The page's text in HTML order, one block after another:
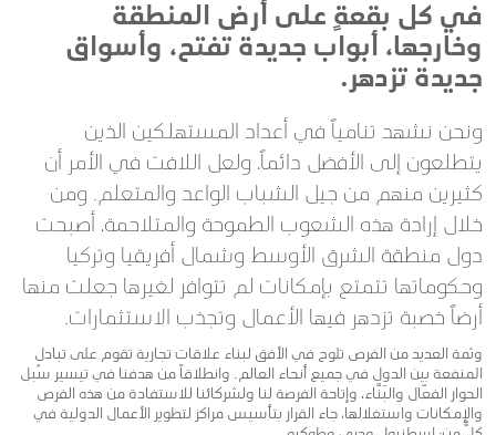
في كل بقعةٍ على أرض المنطقة
وخارجها، أبواب جديدة تفتح، وأسواق
جديدة تزدهر.
ونحن نشهد تنامياً في أعداد المستهلكين الذين
يتطلعون إلى الأفضل دائماً، ولعل اللافت في الأمر أن
كثيرين منهم من جيل الشباب الواعد والمتعلم. ومن
خلال إرادة هذه الشعوب الطموحة والمتلاحمة، أصبحت
دول منطقة الشرق الأوسط وشمال أفريقيا وتركيا
وحكوماتها تتمتع بإمكانات لم تتوافر لغيرها جعلت منها
أرضاً خصبة تزدهر فيها الأعمال وتجذب الاستثمارات.
وثمة العديد من الفرص تلوح في الأفق لبناء علاقات تجارية تقوم على تبادل
المنفعة بين الدول في جميع أنحاء العالم. وانطلاقاً من هدفنا في تيسير سُبل
الحوار الفعّال والبَنَّاء، وإتاحة الفرصة لنا ولشركائنا للاستفادة من هذه الفرص
والإمكانات واستغلالها، جاء القرار بتأسيس مراكز لتطوير الأعمال الدولية في